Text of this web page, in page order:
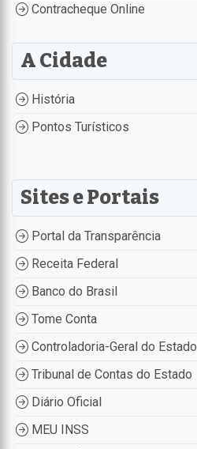
Contracheque Online
A Cidade
História
Pontos Turísticos
Sites e Portais
Portal da Transparência
Receita Federal
Banco do Brasil
Tome Conta
Controladoria-Geral do Estado
Tribunal de Contas do Estado
Diário Oficial
MEU INSS